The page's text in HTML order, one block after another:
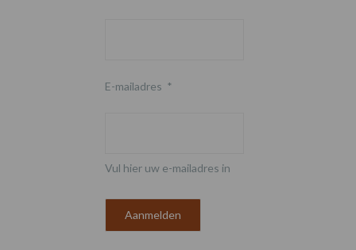
E-mailadres *
Vul hier uw e-mailadres in